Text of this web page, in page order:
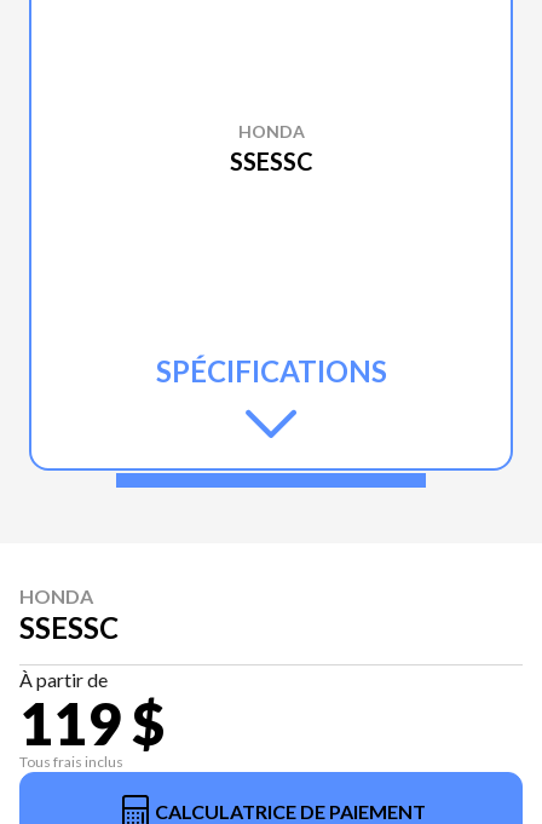
HONDA
SSESSC
SPÉCIFICATIONS
HONDA
SSESSC
À partir de
119 $
Tous frais inclus
CALCULATRICE DE PAIEMENT